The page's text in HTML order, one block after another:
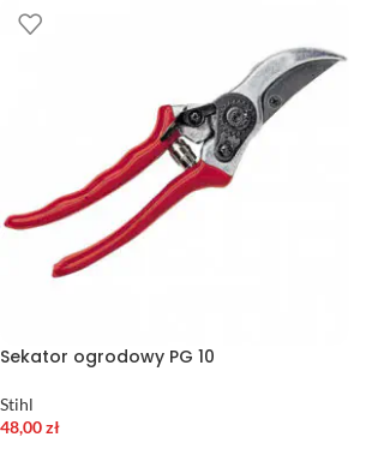
Sekator ogrodowy PG 10
Stihl
48,00zł